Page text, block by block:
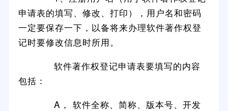
申请表的填写、修改、打印），用户名和密码
一定要保存一下，以备将来办理软件著作权登
记时要修改信息时所用。
软件著作权登记申请表要填写的内容
包括：
A， 软件全称、简称、版本号、开发